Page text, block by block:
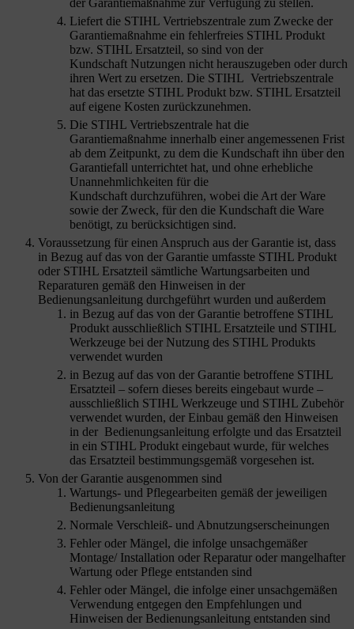
der Garantiemaßnahme zur Verfügung zu stellen.
Liefert die STIHL Vertriebszentrale zum Zwecke der
Garantiemaßnahme ein fehlerfreies STIHL Produkt
bzw. STIHL Ersatzteil, so sind von der
Kundschaft Nutzungen nicht herauszugeben oder durch
ihren Wert zu ersetzen. Die STIHL Vertriebszentrale
hat das ersetzte STIHL Produkt bzw. STIHL Ersatzteil
auf eigene Kosten zurückzunehmen.
Die STIHL Vertriebszentrale hat die
Garantiemaßnahme innerhalb einer angemessenen Frist
ab dem Zeitpunkt, zu dem die Kundschaft ihn über den
Garantiefall unterrichtet hat, und ohne erhebliche
Unannehmlichkeiten für die
Kundschaft durchzuführen, wobei die Art der Ware
sowie der Zweck, für den die Kundschaft die Ware
benötigt, zu berücksichtigen sind.
Voraussetzung für einen Anspruch aus der Garantie ist, dass
in Bezug auf das von der Garantie umfasste STIHL Produkt
oder STIHL Ersatzteil sämtliche Wartungsarbeiten und
Reparaturen gemäß den Hinweisen in der
Bedienungsanleitung durchgeführt wurden und außerdem
in Bezug auf das von der Garantie betroffene STIHL
Produkt ausschließlich STIHL Ersatzteile und STIHL
Werkzeuge bei der Nutzung des STIHL Produkts
verwendet wurden
in Bezug auf das von der Garantie betroffene STIHL
Ersatzteil – sofern dieses bereits eingebaut wurde –
ausschließlich STIHL Werkzeuge und STIHL Zubehör
verwendet wurden, der Einbau gemäß den Hinweisen
in der Bedienungsanleitung erfolgte und das Ersatzteil
in ein STIHL Produkt eingebaut wurde, für welches
das Ersatzteil bestimmungsgemäß vorgesehen ist.
Von der Garantie ausgenommen sind
Wartungs- und Pflegearbeiten gemäß der jeweiligen
Bedienungsanleitung
Normale Verschleiß- und Abnutzungserscheinungen
Fehler oder Mängel, die infolge unsachgemäßer
Montage/ Installation oder Reparatur oder mangelhafter
Wartung oder Pflege entstanden sind
Fehler oder Mängel, die infolge einer unsachgemäßen
Verwendung entgegen den Empfehlungen und
Hinweisen der Bedienungsanleitung entstanden sind